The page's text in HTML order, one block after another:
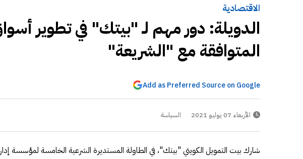
الاقتصادية
الدويلة: دور مهم لـ "بيتك" في تطوير
المتوافقة مع "الشريعة"
Add as Preferred Source on Google
الأربعاء 07 يوليو 2021 السياسة
شارك بيت التمويل الكويتي "بيتك"، في الطاولة المستديرة الشرعية الخامسة لمؤسسة